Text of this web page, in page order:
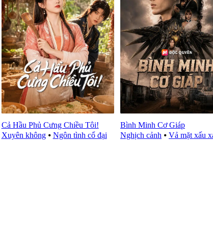
Cả Hầu Phủ Cưng Chiều Tôi!
Xuyên không⦁ Ngôn tình cổ đại
Bình Minh Cơ Giáp
Nghịch cảnh ⦁ Vả mặt xấu